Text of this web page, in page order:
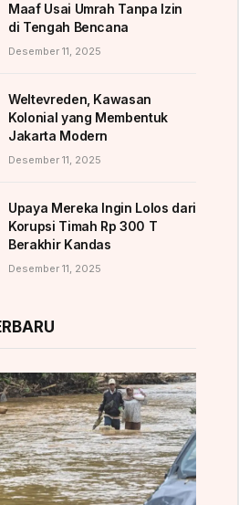
Maaf Usai Umrah Tanpa Izin
di Tengah Bencana
Desember 11, 2025
Weltevreden, Kawasan
Kolonial yang Membentuk
Jakarta Modern
Desember 11, 2025
Upaya Mereka Ingin Lolos dari
Korupsi Timah Rp 300 T
Berakhir Kandas
Desember 11, 2025